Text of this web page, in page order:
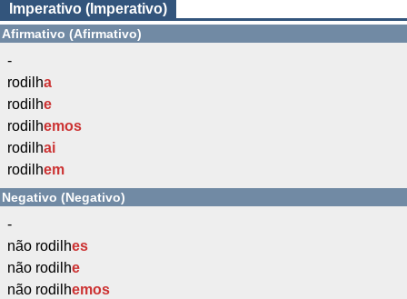
Imperativo (Imperativo)
Afirmativo (Afirmativo)
-
rodilha
rodilhe
rodilhemos
rodilhai
rodilhem
Negativo (Negativo)
-
não rodilhes
não rodilhe
não rodilhemos